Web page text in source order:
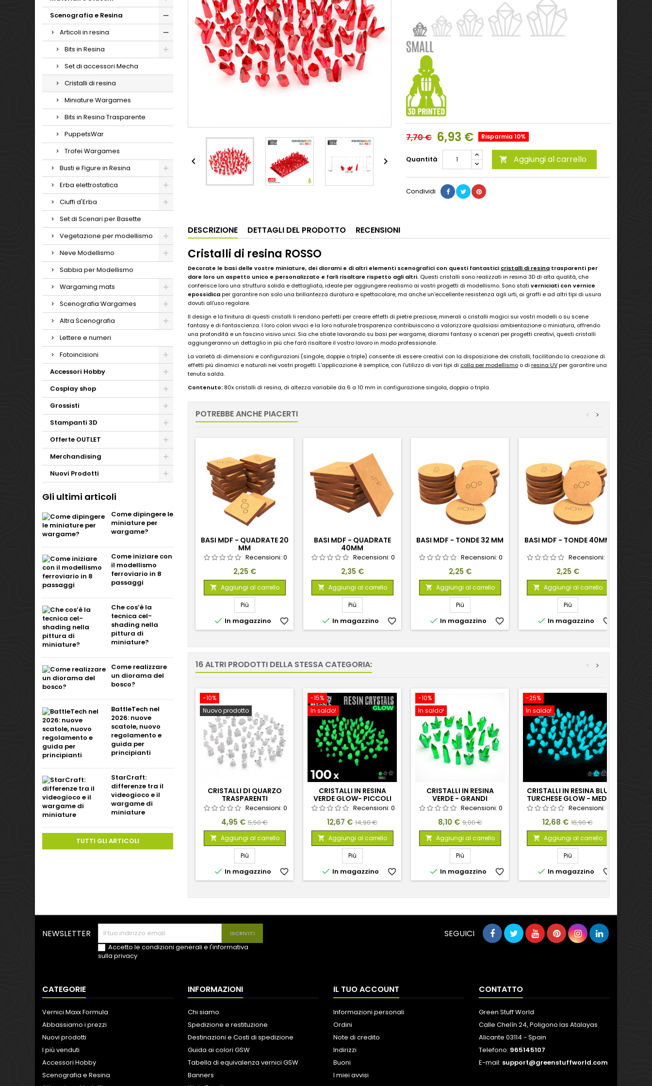
Scenografia e Resina
Articoli in resina
Bits in Resina
Set di accessori Mecha
Cristalli di resina
Miniature Wargames
Bits in Resina Trasparente
PuppetsWar
Trofei Wargames
Busti e Figure in Resina
Erba elettrostatica
Ciuffi d'Erba
Set di Scenari per Basette
Vegetazione per modellismo
Neve Modellismo
Sabbia per Modellismo
Wargaming mats
Scenografia Wargames
Altra Scenografia
Lettere e numeri
Fotoincisioni
Accessori Hobby
Cosplay shop
Grossisti
Stampanti 3D
Offerte OUTLET
Merchandising
Nuovi Prodotti
Gli ultimi articoli
Come dipingere le
miniature per
wargame?
Come iniziare con
il modellismo
ferroviario in 8
passaggi
Che cos’è la
tecnica cel-
shading nella
pittura di
miniature?
Come realizzare
un diorama del
bosco?
BattleTech nel
2026: nuove
scatole, nuovo
regolamento e
guida per
principianti
StarCraft:
differenze tra il
videogioco e il
wargame di
miniature
TUTTI GLI ARTICOLI
 
7,70 € 6,93 € Risparmia 10%
Quantità  Aggiungi al carrello
Condividi
DESCRIZIONE DETTAGLI DEL PRODOTTO RECENSIONI
Cristalli di resina ROSSO
Decorate le basi delle vostre miniature, dei diorami e di altri elementi scenografici con questi fantastici cristalli di resina trasparenti per
dare loro un aspetto unico e personalizzato e farli risaltare rispetto agli altri. Questi cristalli sono realizzati in resina 3D di alta qualità, che
conferisce loro una struttura solida e dettagliata, ideale per aggiungere realismo ai vostri progetti di modellismo. Sono stati verniciati con vernice
epossidicaper garantire non solo una brillantezza duratura e spettacolare, ma anche un'eccellente resistenza agli urti, ai graffi e ad altri tipi di usura
dovuti all'uso regolare.
Il design e la finitura di questi cristalli li rendono perfetti per creare effetti di pietre preziose, minerali o cristalli magici sui vostri modelli o su scene
fantasy e di fantascienza. I loro colori vivaci e la loro naturale trasparenza contribuiscono a valorizzare qualsiasi ambientazione o miniatura, offrendo
una profondità e un fascino visivo unici. Sia che stiate lavorando su basi per wargame, diorami fantasy o scenari per progetti creativi, questi cristalli
aggiungeranno un dettaglio in più che farà risaltare il vostro lavoro in modo professionale.
La varietà di dimensioni e configurazioni (singole, doppie o triple) consente di essere creativi con la disposizione dei cristalli, facilitando la creazione di
effetti più dinamici e naturali nei vostri progetti. L'applicazione è semplice, con l'utilizzo di vari tipi di colla per modellismo o di resina UVper garantire una
tenuta salda.
Contenuto: 80x cristalli di resina, di altezza variabile da 6 a 10 mm in configurazione singola, doppia o tripla.
POTREBBE ANCHE PIACERTI >
<
BASI MDF - QUADRATE 20
MM
Recensioni: 0
Prezzo
2,25 €
 Aggiungi al carrello
Più
 In magazzino favorite_border
BASI MDF - QUADRATE
40MM
Recensioni: 0
Prezzo
2,35 €
 Aggiungi al carrello
Più
 In magazzino favorite_border
BASI MDF - TONDE 32 MM
Recensioni: 0
Prezzo
2,25 €
 Aggiungi al carrello
Più
 In magazzino favorite_border
BASI MDF - TONDE 40MM
Recensioni: 0
Prezzo
2,25 €
 Aggiungi al carrello
Più
 In magazzino favorite_border
16 ALTRI PRODOTTI DELLA STESSA CATEGORIA: >
<
-10%
Nuovo prodotto
CRISTALLI DI QUARZO
TRASPARENTI
Recensioni: 0
Prezzo
4,95 € Prezzo
base
5,50 €
 Aggiungi al carrello
Più
 In magazzino favorite_border
-15%
In saldo!
CRISTALLI IN RESINA
VERDE GLOW- PICCOLI
Recensioni: 0
Prezzo
12,67 € Prezzo
base
14,90 €
 Aggiungi al carrello
Più
 In magazzino favorite_border
-10%
In saldo!
CRISTALLI IN RESINA
VERDE - GRANDI
Recensioni: 0
Prezzo
8,10 € Prezzo
base
9,00 €
 Aggiungi al carrello
Più
 In magazzino favorite_border
-25%
In saldo!
CRISTALLI IN RESINA BLU
TURCHESE GLOW - MEDI
Recensioni: 0
Prezzo
12,68 € Prezzo
base
16,90 €
 Aggiungi al carrello
Più
 In magazzino favorite_border
NEWSLETTER
Accetto le condizioni generali e l'informativa
sulla privacy
SEGUICI
CATEGORIE
Vernici Maxx Formula
Abbassiamo i prezzi
Nuovi prodotti
I più venduti
Accessori Hobby
Scenografia e Resina
INFORMAZIONI
Chi siamo
Spedizione e restituzione
Destinazioni e Costi di spedizione
Guida ai colori GSW
Tabella di equivalenza vernici GSW
Banners
IL TUO ACCOUNT
Informazioni personali
Ordini
Note di credito
Indirizzi
Buoni
I miei avvisi
CONTATTO
Green Stuff World
Calle Chelín 24, Poligono las Atalayas
Alicante 03114 - Spain
Telefono: 965145107
E-mail: support@greenstuffworld.com